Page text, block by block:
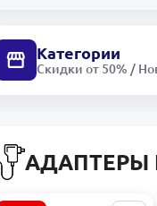
Категории
Скидки от 50% /
АДАПТЕРЫ